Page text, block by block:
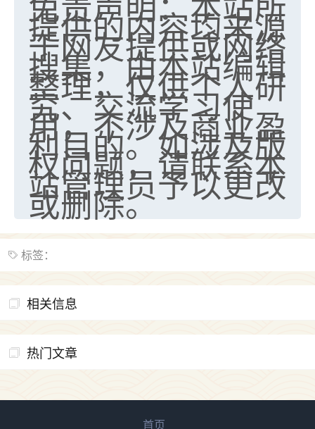
提供的内容均来源
于网友提供或网络
搜集，由本站编辑
整理，仅供个人研
究、交流学习使
用，不涉及商业盈
利目的。如涉及版
权问题，请联系本
站管理员予以更改
或删除。
标签：
相关信息
热门文章
首页